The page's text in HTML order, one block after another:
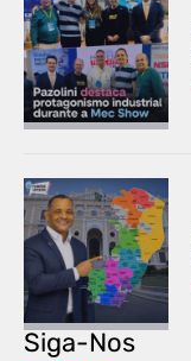
Siga-Nos